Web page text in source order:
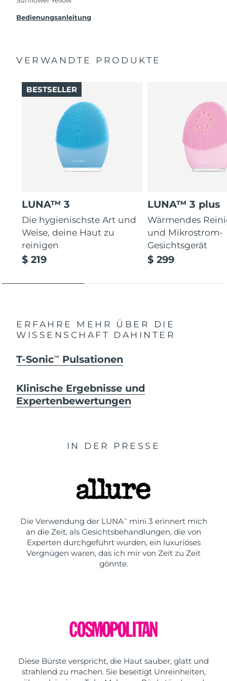
solltest, bekommst du dieses Produkt von
Bedienungsanleitung
VERWANDTE PRODUKTE
LUNA™ 3
Die hygienischste Art und
Weise, deine Haut zu
reinigen
$ 219
BESTSELLER
LUNA™ 3 plus
Wärmendes
und Mikrostrom-
Gesichtsgerät
$ 299
ERFAHRE MEHR ÜBER DIE
WISSENSCHAFT DAHINTER
T-SonicTM Pulsationen
Klinische Ergebnisse und
Expertenbewertungen
IN DER PRESSE
Die Verwendung der LUNATMmini 3 erinnert mich
an die Zeit, als Gesichtsbehandlungen, die von
Experten durchgeführt wurden, ein luxuriöses
Vergnügen waren, das ich mir von Zeit zu Zeit
gönnte.
Diese Bürste verspricht, die Haut sauber, glatt und
strahlend zu machen. Sie beseitigt Unreinheiten,